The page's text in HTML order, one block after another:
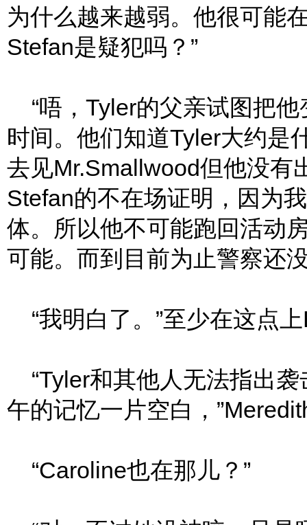
为什么越来越弱。他很可能
Stefan是疑犯吗？”
“唔，Tyler的父亲试图把
时间。他们知道Tyler大约是
去见Mr.Smallwood但他没有
Stefan的不在场证明，因为
体。所以他不可能跑回活动
可能。而到目前为止警察还
“我明白了。”至少在这点
“Tyler和其他人无法指出
午的记忆一片空白，
“Caroline也在那儿？”